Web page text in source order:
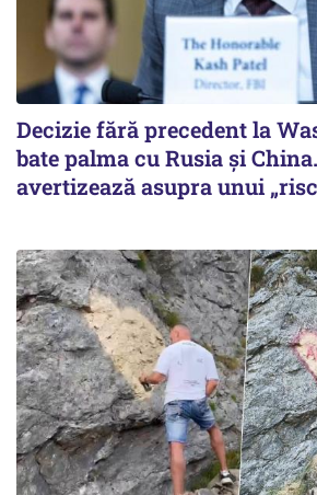
Decizie fără precedent la
bate palma cu Rusia și
avertizează asupra unui